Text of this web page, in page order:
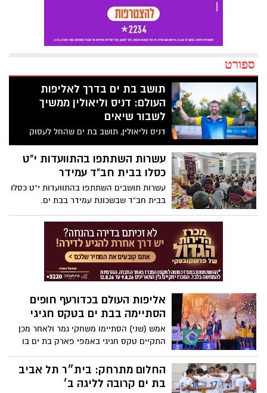
ספורט
תושב בת ים בדרך לאליפות
העולם: דניס וליאולין ממשיך
לשבור שיאים
דניס וליאולין, תושב בת ים שהחל לעסוק
באתלטיקה רק בגיל 24, זכה בתוך שבועיים
בתואר אלוף ישראל בזריקת דיסקוס
ובמדליית הכסף במכבייה. כעת הוא מתכונן
בדרום קוריאה
עשרות השתתפו בהתוועדות י"ט
כסלו בבית חב"ד עמידר
עשרות תושבים השתתפו בהתוועדות י"ט כסלו
בבית חב"ד שבשכונת עמידר בבת ים.
אליפות העולם בכדורעף חופים
הסתיימה בבת ים בטקס חגיגי
אמש (שני) הסתיימו משחקי גמר ולאחר מכן
התקיים טקס חגיגי באמפי פארק בת ים בו
הוענקו מדליות וגביעים לזוכים.
החלום מתרחק: בית״ר תל אביב
בת ים קרובה לליגה ב׳